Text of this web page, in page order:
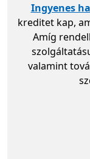
Ingyenes
kreditet kap,
Amíg
valamint